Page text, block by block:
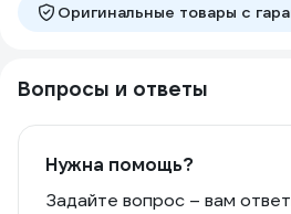
Оригинальные товары c
Вопросы и ответы
Нужна помощь?
Задайте вопрос – вам